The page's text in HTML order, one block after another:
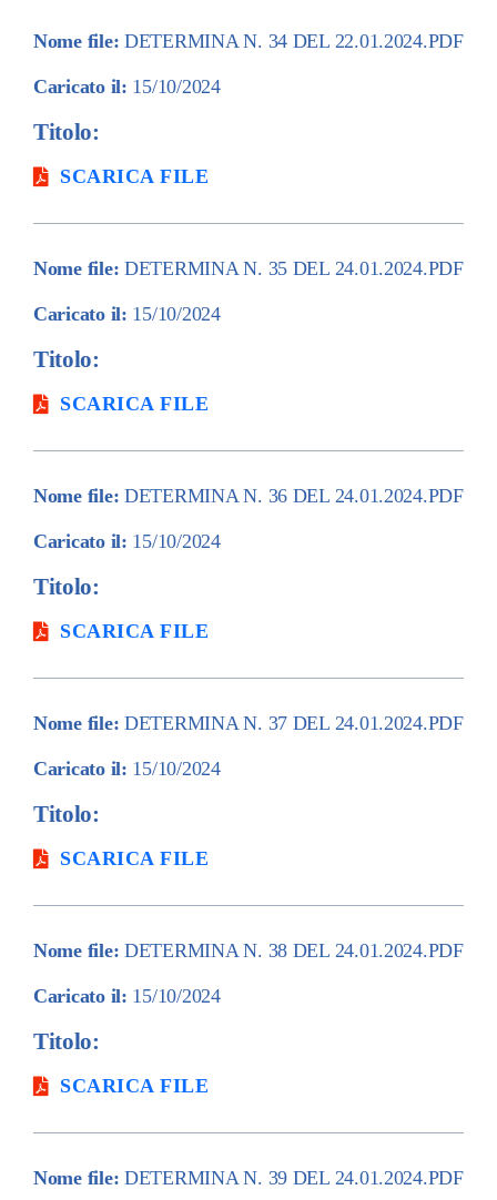
Nome file: DETERMINA N. 34 DEL 22.01.2024.PDF
Caricato il: 15/10/2024
Titolo:
SCARICA FILE
Nome file: DETERMINA N. 35 DEL 24.01.2024.PDF
Caricato il: 15/10/2024
Titolo:
SCARICA FILE
Nome file: DETERMINA N. 36 DEL 24.01.2024.PDF
Caricato il: 15/10/2024
Titolo:
SCARICA FILE
Nome file: DETERMINA N. 37 DEL 24.01.2024.PDF
Caricato il: 15/10/2024
Titolo:
SCARICA FILE
Nome file: DETERMINA N. 38 DEL 24.01.2024.PDF
Caricato il: 15/10/2024
Titolo:
SCARICA FILE
Nome file: DETERMINA N. 39 DEL 24.01.2024.PDF